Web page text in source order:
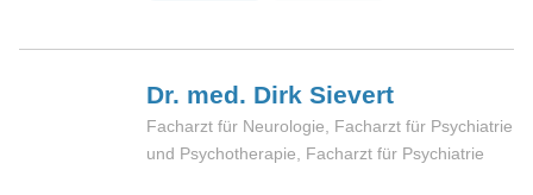
Dr. med. DirkSievert
Facharzt für Neurologie, Facharzt für Psychiatrie
und Psychotherapie, Facharzt für Psychiatrie